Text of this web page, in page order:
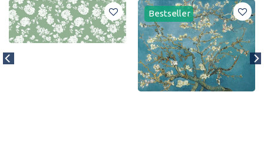
Bestseller